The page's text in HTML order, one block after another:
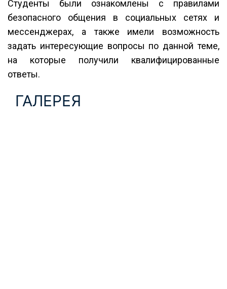
Студенты были ознакомлены с правилами
безопасного общения в социальных сетях и
мессенджерах, а также имели возможность
задать интересующие вопросы по данной теме,
на которые получили квалифицированные
ответы.
ГАЛЕРЕЯ